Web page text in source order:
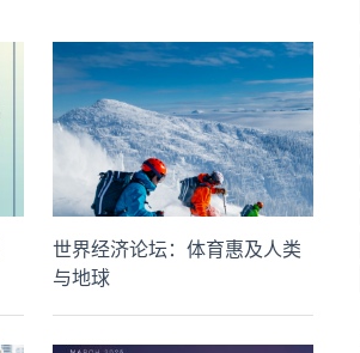
世界经济论坛：体育惠及人类
与地球